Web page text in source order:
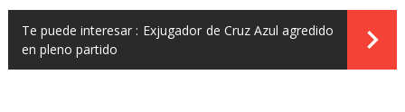
Te puede interesar : Exjugador de Cruz Azul agredido
en pleno partido